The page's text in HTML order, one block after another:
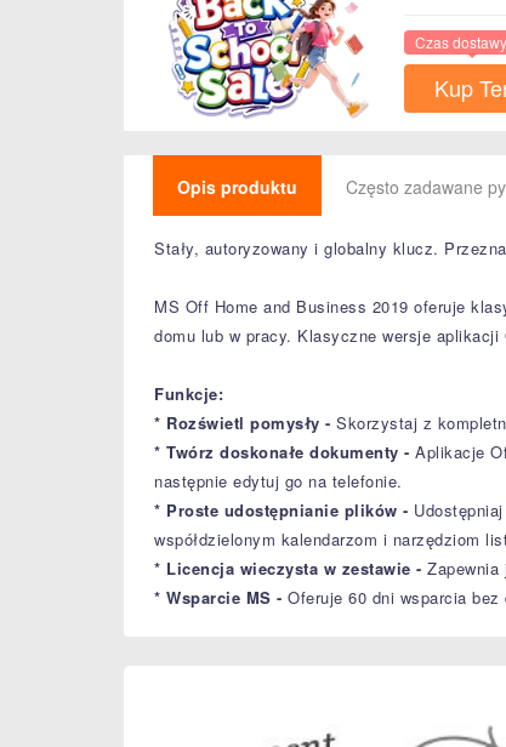
Czas
Kup
Opis produktu Często zadawane
Stały, autoryzowany i globalny klucz.
MS Off Home and Business 2019 oferuje
domu lub w pracy. Klasyczne wersje
Funkcje:
* Rozświetl pomysły - Skorzystaj z
* Twórz doskonałe dokumenty - Aplikacje
następnie edytuj go na telefonie.
* Proste udostępnianie plików -
współdzielonym kalendarzom i narzędziom
* Licencja wieczysta w zestawie -
* Wsparcie MS - Oferuje 60 dni wsparcia